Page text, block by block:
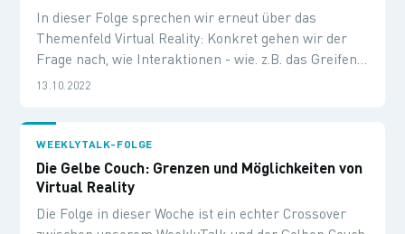
In dieser Folge sprechen wir erneut über das
Themenfeld Virtual Reality: Konkret gehen wir der
Frage nach, wie Interaktionen - wie. z.B. das Greifen
eines Schraubendrehers und die Nutzung dieses
werden können. Welche Möglichkeiten entstehen
daraus? Wo liegen die Grenzen? Was ist dafür nötig?
13.10.2022
WEEKLYTALK-FOLGE
Die Gelbe Couch: Grenzen und Möglichkeiten von
Virtual Reality
Die Folge in dieser Woche ist ein echter Crossover